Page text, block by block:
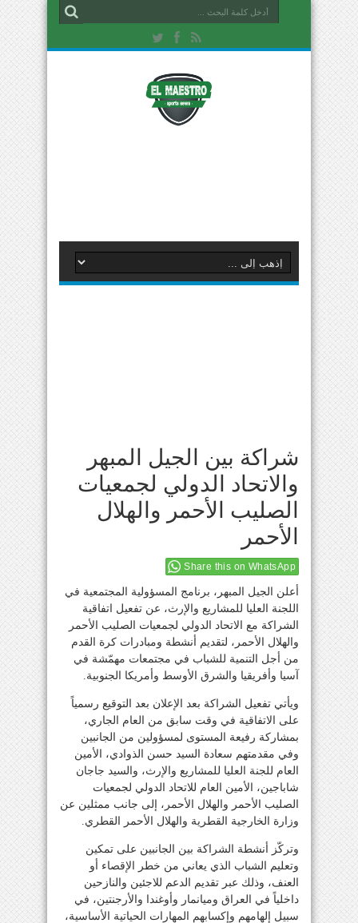
شراكة بين الجيل المبهر
والاتحاد الدولي لجمعيات
الصليب الأحمر والهلال
الأحمر
Share this on WhatsApp
أعلن الجيل المبهر، برنامج المسؤولية المجتمعية في
اللجنة العليا للمشاريع والإرث، عن تفعيل اتفاقية
الشراكة مع الاتحاد الدولي لجمعيات الصليب الأحمر
والهلال الأحمر، لتقديم أنشطة ومبادرات كرة القدم
من أجل التنمية للشباب في مجتمعات مهمّشة في
آسيا وأفريقيا والشرق الأوسط وأمريكا الجنوبية.
ويأتي تفعيل الشراكة بعد الإعلان بعد التوقيع رسمياً
على الاتفاقية في وقت سابق من العام الجاري،
بمشاركة رفيعة المستوى لمسؤولين من الجانبين
وفي مقدمتهم سعادة السيد حسن الذوادي، الأمين
العام للجنة العليا للمشاريع والإرث، والسيد جاجان
شاباجين، الأمين العام للاتحاد الدولي لجمعيات
الصليب الأحمر والهلال الأحمر، إلى جانب ممثلين عن
وزارة الخارجية القطرية والهلال الأحمر القطري.
وتركّز أنشطة الشراكة بين الجانبين على تمكين
وتعليم الشباب الذي يعاني من خطر الإقصاء أو
العنف، وذلك عبر تقديم الدعم للاجئين والنازحين
داخلياً في العراق وميانمار وأوغندا والأرجنتين، في
سبيل إلهامهم وإكسابهم المهارات الحياتية الأساسية،